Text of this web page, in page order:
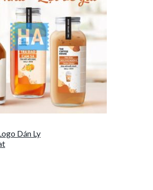
Dán Ly